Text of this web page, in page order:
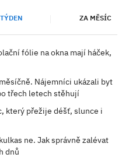
ZA MĚSÍC
fólie na okna mají háček,
Nájemníci ukázali byt
třech letech stěhují
který přežije déšť, slunce i
ne. Jak správně zalévat
dnů